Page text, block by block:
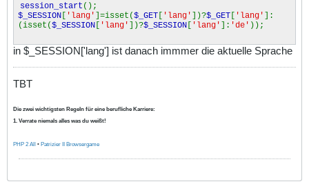
session_start ();
$_SESSION [ 'lang' ]=isset($_GET [ 'lang' ])?$_GET [ 'lang' ]:
(isset($_SESSION [ 'lang' ])?$_SESSION [ 'lang' ]: 'de' ));
in $_SESSION['lang'] ist danach immmer die aktuelle Sprache
TBT
Die zwei wichtigsten Regeln für eine berufliche Karriere:
1. Verrate niemals alles was du weißt!
PHP 2 All • Patrizier II Browsergame